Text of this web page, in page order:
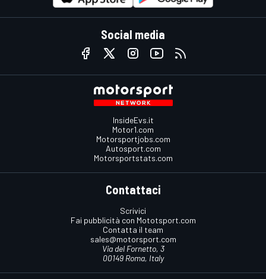
Social media
InsideEvs.it
Motor1.com
Motorsportjobs.com
Autosport.com
Motorsportstats.com
Contattaci
Scrivici
Fai pubblicità con Mototsport.com
Contatta il team
sales@motorsport.com
Via del Fornetto, 3
00149 Roma, Italy